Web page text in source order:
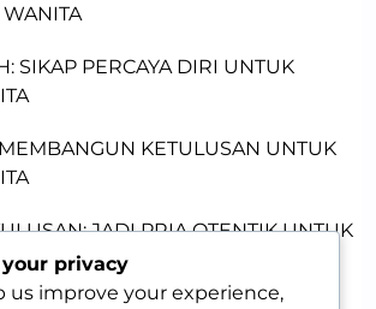
SIKAP PERCAYA DIRI UNTUK
KETULUSAN UNTUK
JADI PRIA OTENTIK UNTUK
privacy
us improve your experience,